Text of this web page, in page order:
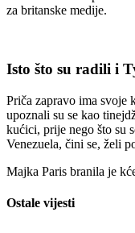
za britanske medije.
Isto što su radili i
Priča zapravo ima svoje
upoznali su se kao
kućici, prije nego što su
Venezuela, čini se, želi
Majka Paris branila je
Ostale vijesti